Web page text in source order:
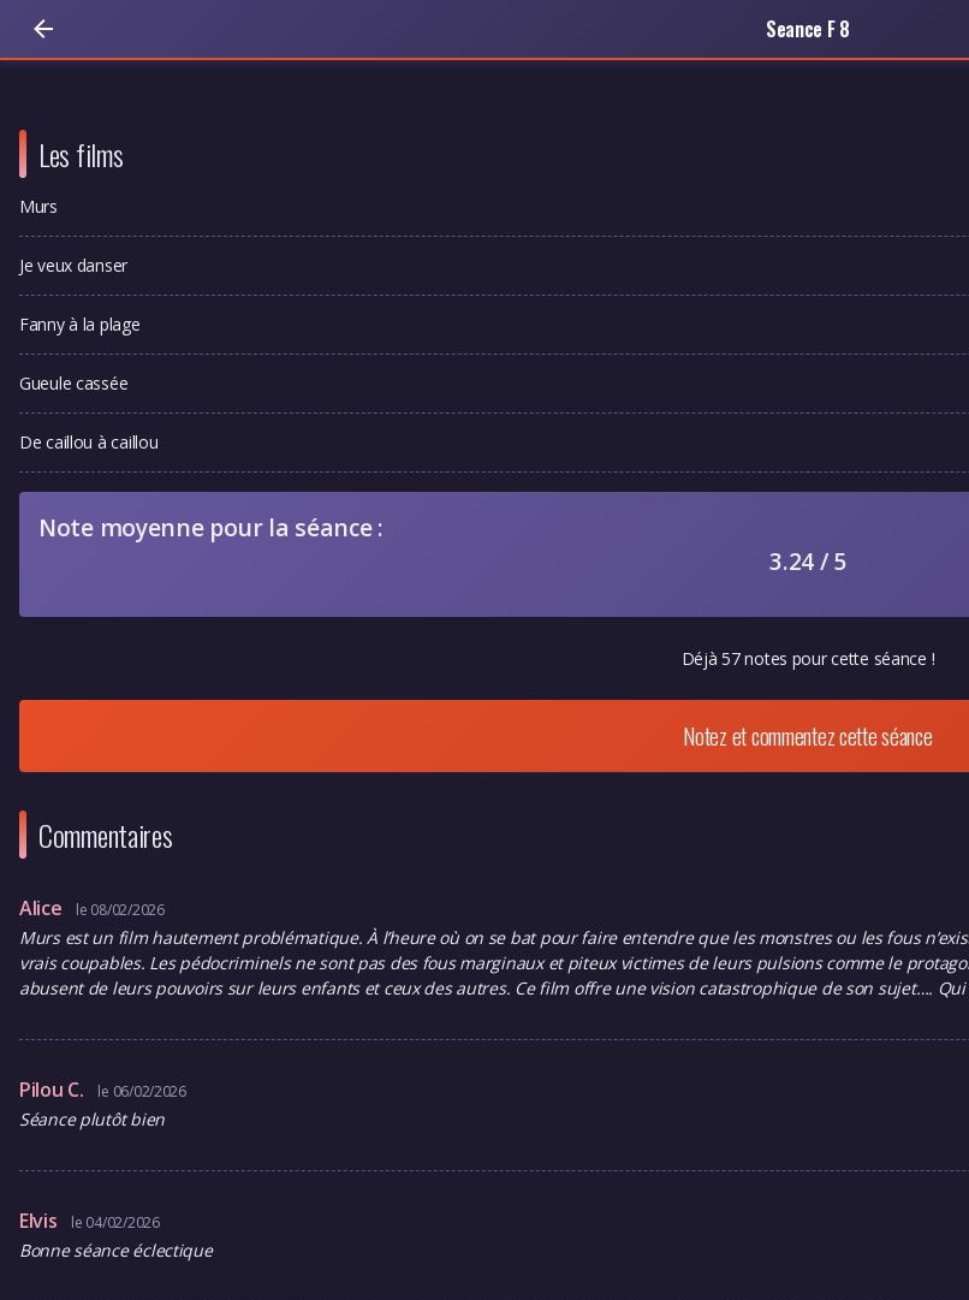
Seance F 8
Les films
Murs
Je veux danser
Fanny à la plage
Gueule cassée
De caillou à caillou
Note moyenne pour la séance :
3.24 / 5
Déjà 57 notes pour cette séance !
Notez et commentez cette séance
Commentaires
Alice le 08/02/2026
Murs est un film hautement problématique. À l’heure où on se bat pour faire entendre que les monstres ou les fous
vrais coupables. Les pédocriminels ne sont pas des fous marginaux et piteux victimes de leurs pulsions comme le
abusent de leurs pouvoirs sur leurs enfants et ceux des autres. Ce film offre une vision catastrophique de son sujet….
Pilou C. le 06/02/2026
Séance plutôt bien
Elvis le 04/02/2026
Bonne séance éclectique